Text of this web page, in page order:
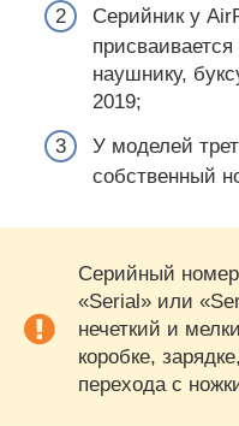
Серийник у
наушнику,
2019;
У моделей
собственный
Серийный
«Serial» или
нечеткий и
коробке,
перехода с